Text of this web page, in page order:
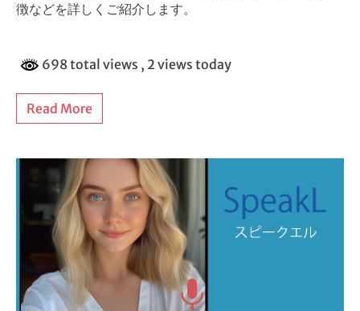
徴などを詳しくご紹介します。
698 total views , 2 views today
Read More